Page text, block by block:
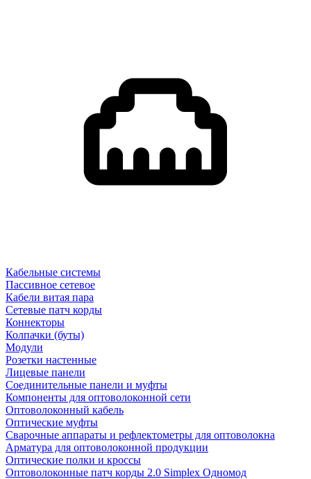
Кабельные системы
Пассивное сетевое
Кабели витая пара
Сетевые патч корды
Коннекторы
Колпачки (буты)
Модули
Розетки настенные
Лицевые панели
Соединительные панели и муфты
Компоненты для оптоволоконной сети
Оптоволоконный кабель
Оптические муфты
Сварочные аппараты и рефлектометры для оптоволокна
Арматура для оптоволоконной продукции
Оптические полки и кроссы
Оптоволоконные патч корды 2.0 Simplex Одномод